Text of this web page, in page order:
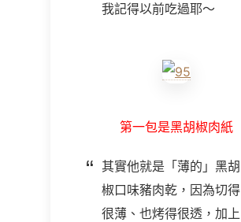
我記得以前吃過耶～
第一包是黑胡椒肉紙
其實他就是「薄的」黑胡
椒口味豬肉乾，因為切得
很薄、也烤得很透，加上